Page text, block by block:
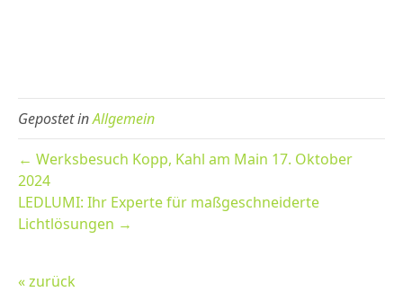
Gepostet inAllgemein
← Werksbesuch Kopp, Kahl am Main 17. Oktober
2024
LEDLUMI: Ihr Experte für maßgeschneiderte
Lichtlösungen →
« zurück